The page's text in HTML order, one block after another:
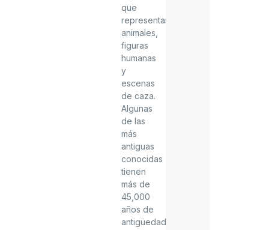
que
representan
animales,
figuras
humanas
y
escenas
de caza.
Algunas
de las
más
antiguas
conocidas
tienen
más de
45,000
años de
antigüedad.